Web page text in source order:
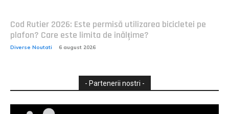
Cod Rutier 2026: Este permisă utilizarea bicicletei pe
plafon? Care este limita de înălțime?
Diverse Noutati 6 august 2026
- Partenerii nostri -